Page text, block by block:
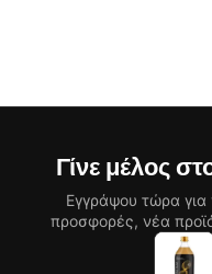
Γίνε μέλος
Εγγράψου τώρα για
προσφορές, νέα